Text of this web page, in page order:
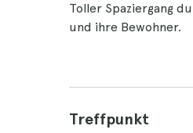
Toller Spaziergang
und ihre Bewohner.
Treffpunkt